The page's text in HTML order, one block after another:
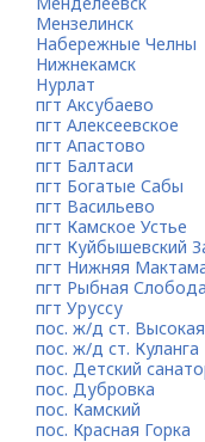
Мензелинск
Набережные Челны
Нижнекамск
Нурлат
пгт Аксубаево
пгт Алексеевское
пгт Апастово
пгт Балтаси
пгт Богатые Сабы
пгт Васильево
пгт Камское Устье
пгт Куйбышевский
пгт Нижняя
пгт Рыбная Слобода
пгт Уруссу
пос. ж/д ст.
пос. ж/д ст. Куланга
пос. Детский
пос. Дубровка
пос. Камский
пос. Красная Горка